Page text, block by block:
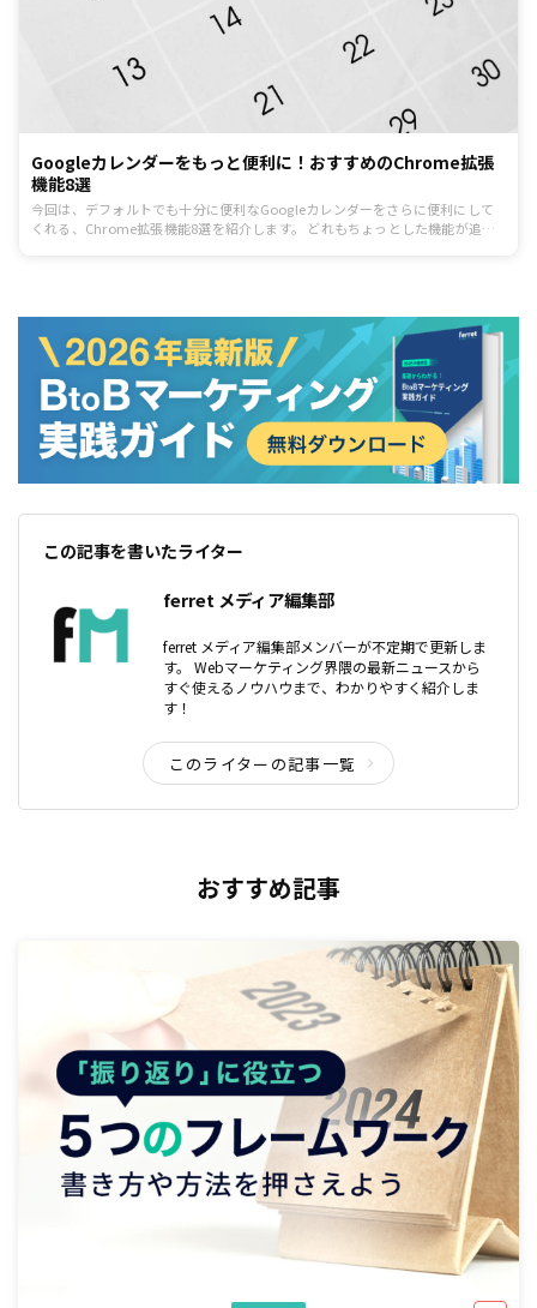
Googleカレンダーをもっと便利に！おすすめのChrome拡張
機能8選
今回は、デフォルトでも十分に便利なGoogleカレンダーをさらに便利にして
くれる、Chrome拡張機能8選を紹介します。 どれもちょっとした機能が追加
この記事を書いたライター
ferret メディア編集部
ferret メディア編集部メンバーが不定期で更新しま
す。 Webマーケティング界隈の最新ニュースから
すぐ使えるノウハウまで、わかりやすく紹介しま
す！
このライターの記事一覧
おすすめ記事